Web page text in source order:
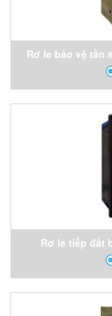
Rơ le bảo vệ tần
Rơ le tiếp đất